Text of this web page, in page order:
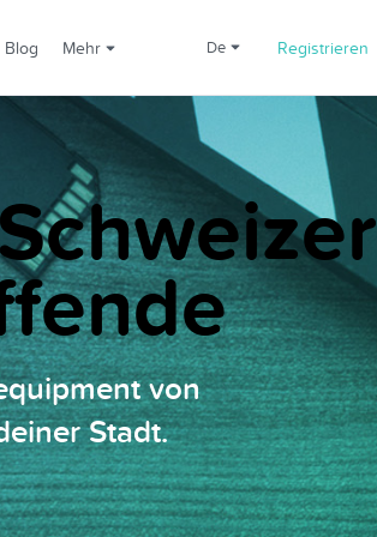
Blog Mehr de Registrieren
von
Stadt.